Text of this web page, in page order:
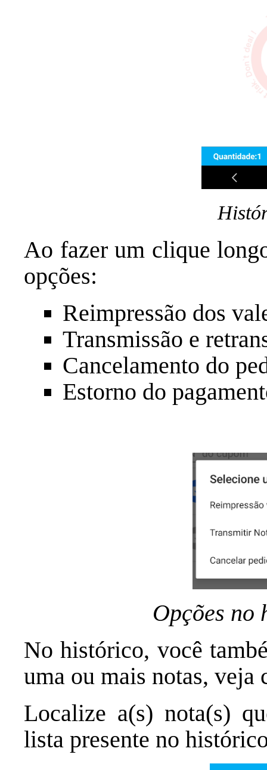
Ao fazer um clique
opções:
Reimpressão dos
Transmissão e
Cancelamento do
Estorno do
Opções no
No histórico, você
uma ou mais notas, veja
Localize a(s) nota(s)
lista presente no